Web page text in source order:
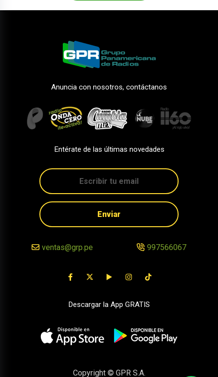
Anuncia con nosotros, contáctanos
Entérate de las últimas novedades
Enviar
ventas@grp.pe 997566067
Descargar la App GRATIS
Copyright © GPR S.A.